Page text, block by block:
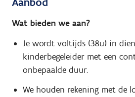
Wat bieden we aan?
Je wordt voltijds (38u) in
kinderbegeleider met een
onbepaalde duur.
We houden rekening met de